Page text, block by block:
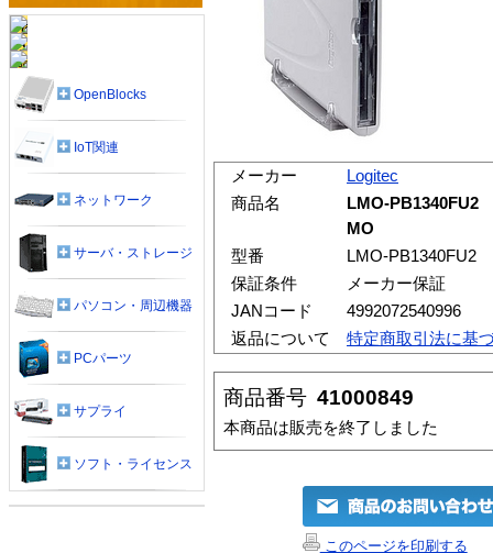
メーカー
Logitec
商品名
LMO-PB1340FU2
MO
型番
LMO-PB1340FU2
保証条件
メーカー保証
JANコード
4992072540996
返品について
特定商取引法に基
商品番号 41000849
本商品は販売を終了しました
このページを印刷する
OpenBlocks
IoT関連
ネットワーク
サーバ・ストレージ
パソコン・周辺機器
PCパーツ
サプライ
ソフト・ライセンス